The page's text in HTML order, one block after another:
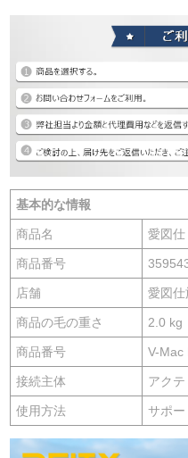
基本的な情報
商品名 愛図
商品番号
店舗 愛図仕
商品の毛の重さ 2.0 kg
商品番号 V-Mac
接続主体 アク
使用方法 サポー